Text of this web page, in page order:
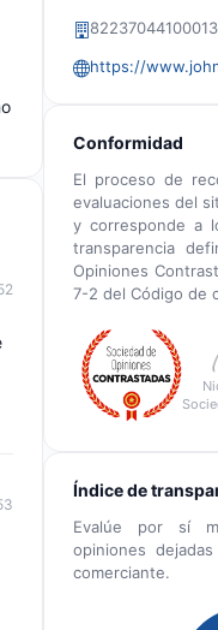
82237044100013
https://
Conformidad
El proceso de
evaluaciones del
y corresponde a
transparencia
Opiniones
7-2 del Código de
Índice de
Evalúe por sí
opiniones
comerciante.